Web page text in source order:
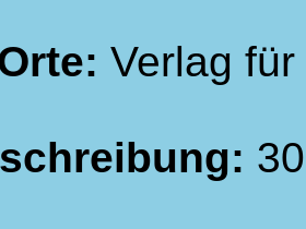
Verlag